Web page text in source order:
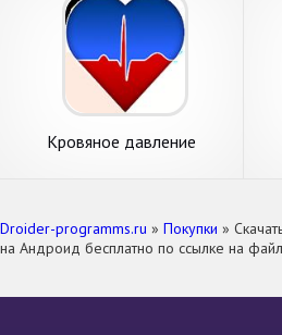
Кровяное давление
Droider-programms.ru » Покупки »
на Андроид бесплатно по ссылке на